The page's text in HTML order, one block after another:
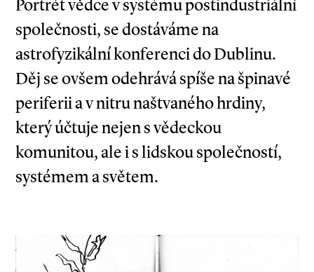
Portrét vědce v systému postindustriální
společnosti, se dostáváme na
astrofyzikální konferenci do Dublinu.
Děj se ovšem odehrává spíše na špinavé
periferii a v nitru naštvaného hrdiny,
který účtuje nejen s vědeckou
komunitou, ale i s lidskou společností,
systémem a světem.